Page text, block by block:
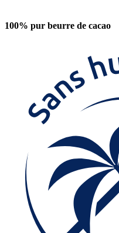
100% pur beurre de cacao